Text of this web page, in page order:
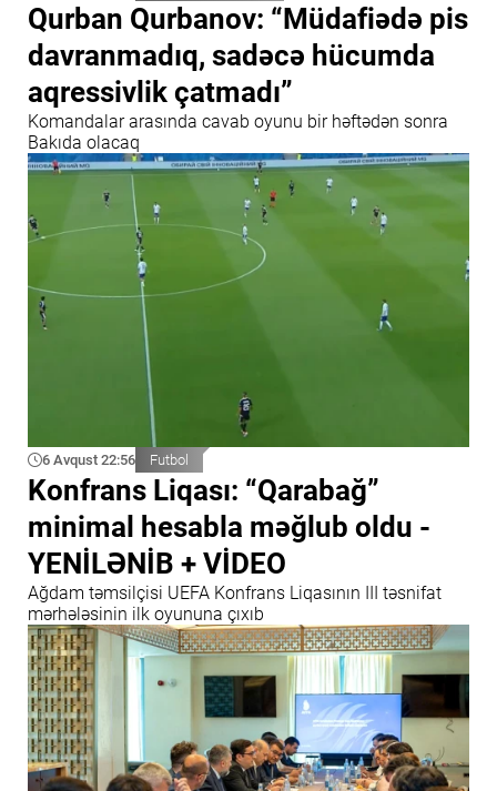
Qurban Qurbanov: “Müdafiədə pis
davranmadıq, sadəcə hücumda
aqressivlik çatmadı”
Komandalar arasında cavab oyunu bir həftədən sonra
Bakıda olacaq
6 Avqust 22:56 Futbol
Konfrans Liqası: “Qarabağ”
minimal hesabla məğlub oldu -
YENİLƏNİB + VİDEO
Ağdam təmsilçisi UEFA Konfrans Liqasının III təsnifat
mərhələsinin ilk oyununa çıxıb